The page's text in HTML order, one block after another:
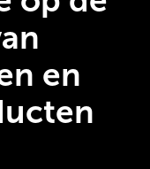
en